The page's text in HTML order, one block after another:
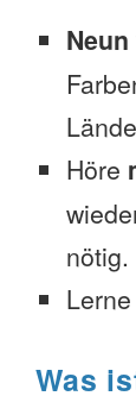
Höre
nötig.
Was